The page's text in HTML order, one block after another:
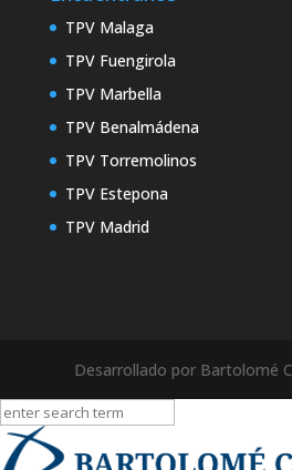
TPV Malaga
TPV Fuengirola
TPV Marbella
TPV Benalmádena
TPV Torremolinos
TPV Estepona
TPV Madrid
Desarrollado por Bartolomé